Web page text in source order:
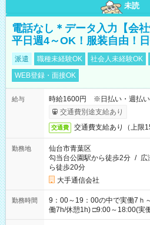
未読
電話なし＊データ入力【会社
平日週4～OK！服装自由！
派遣 職種未経験OK 社会人未経験OK
WEB登録・面接OK
給与
時給1600円 ※日払い・週払
交通費別途支給あり
交通費 交通費支給あり（上限
勤務地
仙台市青葉区
勾当台公園駅から徒歩2分 / 広
ら徒歩20分
大手通信会社
勤務時間
9：00～19：00の中で実働7ｈ～ ＜シフト例＞ □9:00～17:00(
働7h/休憩1h) □9:00～18:00(実